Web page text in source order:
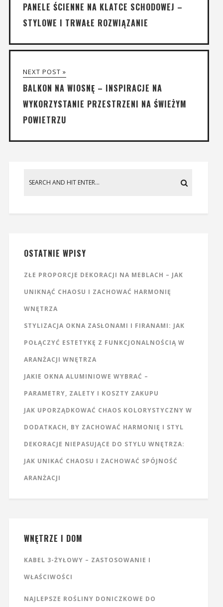
PANELE ŚCIENNE NA KLATCE SCHODOWEJ –
STYLOWE I TRWAŁE ROZWIĄZANIE
NEXT POST »
BALKON NA WIOSNĘ – INSPIRACJE NA
WYKORZYSTANIE PRZESTRZENI NA ŚWIEŻYM
POWIETRZU
OSTATNIE WPISY
ZŁE PROPORCJE DEKORACJI NA MEBLACH – JAK
UNIKNĄĆ CHAOSU I ZACHOWAĆ HARMONIĘ
WNĘTRZA
STYLIZACJA OKNA ZASŁONAMI I FIRANAMI: JAK
POŁĄCZYĆ ESTETYKĘ Z FUNKCJONALNOŚCIĄ W
ARANŻACJI WNĘTRZA
JAKIE OKNA ALUMINIOWE WYBRAĆ –
PARAMETRY, ZALETY I KOSZTY ZAKUPU
JAK UPORZĄDKOWAĆ CHAOS KOLORYSTYCZNY W
DODATKACH, BY ZACHOWAĆ HARMONIĘ I STYL
DEKORACJE NIEPASUJĄCE DO STYLU WNĘTRZA:
JAK UNIKAĆ CHAOSU I ZACHOWAĆ SPÓJNOŚĆ
ARANŻACJI
WNĘTRZE I DOM
KABEL 3-ŻYŁOWY – ZASTOSOWANIE I
WŁAŚCIWOŚCI
NAJLEPSZE ROŚLINY DONICZKOWE DO